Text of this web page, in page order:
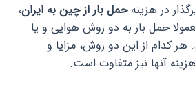
در هزینهحمل بار از چین به ایران،
حمل بار به دو روش هوایی و یا
کدام از این دو روش، مزایا و
آنها نیز متفاوت است.